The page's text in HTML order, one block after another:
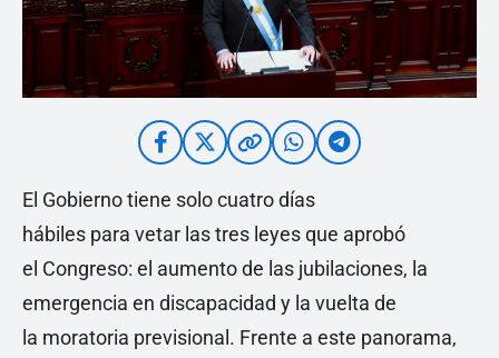
El Gobierno tiene solo cuatro días
hábiles para vetar las tres leyes que aprobó
el Congreso: el aumento de las jubilaciones, la
emergencia en discapacidad y la vuelta de
la moratoria previsional. Frente a este panorama,